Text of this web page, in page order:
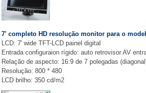
7' completo HD resolução monitor para o
LCD: 7' wide TFT-LCD painel digital
Entrada configuraion rígido: auto retrovisor AV
Relação de aspecto: 16:9 de 7 polegadas
Resolução: 800 * 480
LCD brilho: 350 cd/m2